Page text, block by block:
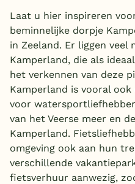
Laat u hier inspireren
beminnelijke dorpje
in Zeeland. Er liggen veel
Kamperland, die als
het verkennen van deze
Kamperland is vooral
voor
van het Veerse meer en
Kamperland.
omgeving ook aan hun
verschillende
fietsverhuur aanwezig,